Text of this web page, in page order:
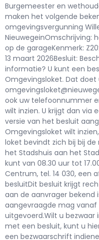
Burgemeester en
maken het volgende
omgevingsvergunning
NieuwegeinOmschrijving:
op de garageKenmerk:
13 maart 2026Besluit:
informatie? U kunt een
Omgevingsloket. Dat
ook uw telefoonnummer
wilt inzien. U krijgt dan via
versie van het besluit
Omgevingsloket wilt
loket bevindt zich bij bij
het Stadshuis aan het
kunt van 08.30 uur tot
Centrum, tel. 14 030, een
besluitDit besluit krijgt
aan de aanvrager bekend
aangevraagde mag
uitgevoerd.Wilt u bezwaar
met een besluit, kunt u
een bezwaarschrift